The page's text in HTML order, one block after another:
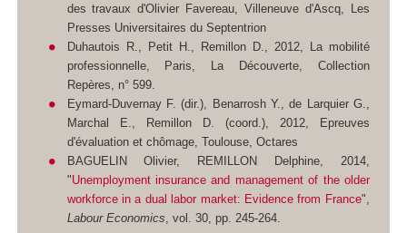
des travaux d'Olivier Favereau, Villeneuve d'Ascq, Les
Presses Universitaires du Septentrion
Duhautois R., Petit H., Remillon D., 2012, La mobilité
professionnelle, Paris, La Découverte, Collection
Repères, n° 599.
Eymard-Duvernay F. (dir.), Benarrosh Y., de Larquier G.,
Marchal E., Remillon D. (coord.), 2012, Epreuves
d'évaluation et chômage, Toulouse, Octares
BAGUELIN Olivier, REMILLON Delphine, 2014,
"Unemployment insurance and management of the older
workforce in a dual labor market: Evidence from France",
Labour Economics , vol. 30, pp. 245-264.